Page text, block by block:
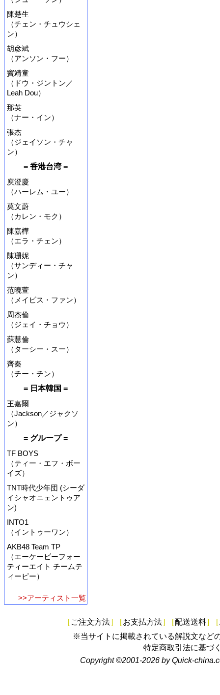
陳楚生
（チェン・チュウシェ
ン）
胡彦斌
（アンソン・フー）
竇靖童
（ドウ・ジントン／
Leah Dou）
那英
（ナー・イン）
張杰
（ジェイソン・チャ
ン）
= 香港台湾 =
庾澄慶
（ハーレム・ユー）
莫文蔚
（カレン・モク）
陳嘉樺
（エラ・チェン）
陳珊妮
（サンディー・チャ
ン）
范曉萱
（メイビス・ファン）
周杰倫
（ジェイ・チョウ）
蘇慧倫
（ターシー・スー）
齊秦
（チー・チン）
= 日本韓国 =
王嘉爾
（Jackson／ジャクソ
ン）
= グループ =
TF BOYS
（ティー・エフ・ボー
イズ）
TNT時代少年団 (シーダ
イシャオニェントゥア
ン)
INTO1
（イントゥーワン）
AKB48 Team TP
（エーケービーフォー
ティーエイト チームテ
ィーピー）
>>アーティスト一覧
[ ご注文方法] [お支払方法] [配送送料] [
※当サイトに掲載されている解説文など
特定商取引法に基づ
Copyright ©2001-2026 by Quick-